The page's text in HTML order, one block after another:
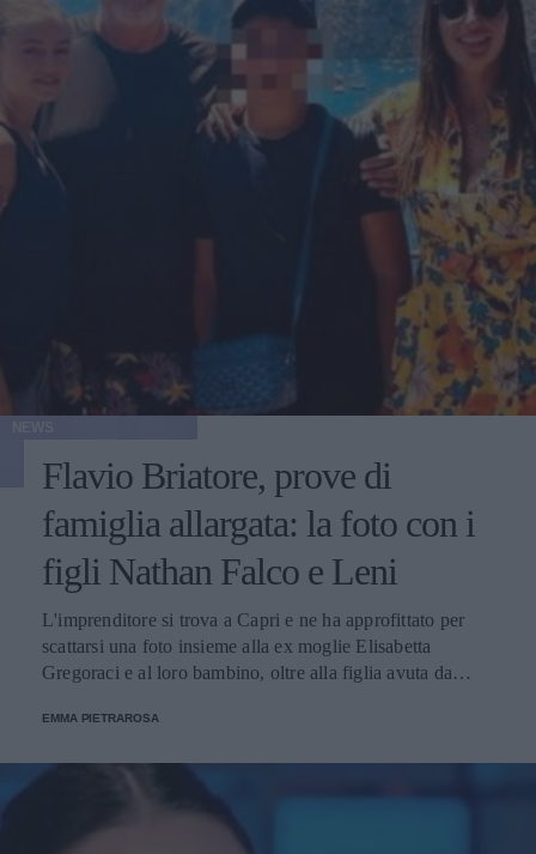
Flavio Briatore, prove di
famiglia allargata: la foto con i
figli Nathan Falco e Leni
L'imprenditore si trova a Capri e ne ha approfittato per
scattarsi una foto insieme alla ex moglie Elisabetta
Gregoraci e al loro bambino, oltre alla figlia avuta da
EMMA PIETRAROSA